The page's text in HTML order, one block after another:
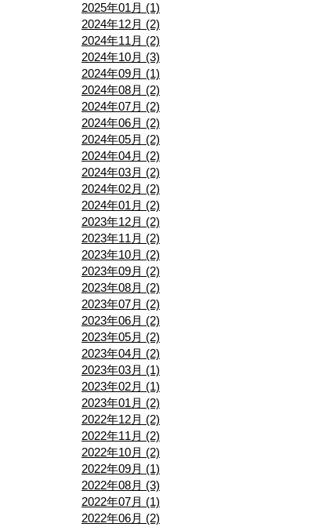
2025年01月 (1)
2024年12月 (2)
2024年11月 (2)
2024年10月 (3)
2024年09月 (1)
2024年08月 (2)
2024年07月 (2)
2024年06月 (2)
2024年05月 (2)
2024年04月 (2)
2024年03月 (2)
2024年02月 (2)
2024年01月 (2)
2023年12月 (2)
2023年11月 (2)
2023年10月 (2)
2023年09月 (2)
2023年08月 (2)
2023年07月 (2)
2023年06月 (2)
2023年05月 (2)
2023年04月 (2)
2023年03月 (1)
2023年02月 (1)
2023年01月 (2)
2022年12月 (2)
2022年11月 (2)
2022年10月 (2)
2022年09月 (1)
2022年08月 (3)
2022年07月 (1)
2022年06月 (2)